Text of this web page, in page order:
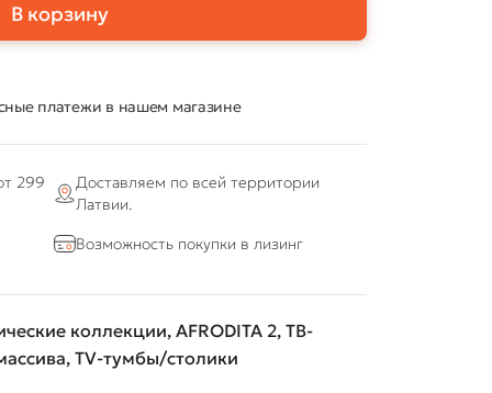
В корзину
платежи в нашем магазине
299
Доставляем по всей территории
Латвии.
Возможность покупки в лизинг
коллекции, AFRODITA 2, ТВ-
, ТV-тумбы/столики